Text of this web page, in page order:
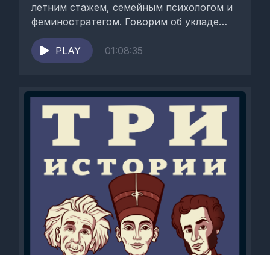
летним стажем, семейным психологом и
феминостратегом. Говорим об укладе
нашего современного общества...
PLAY
01:08:35